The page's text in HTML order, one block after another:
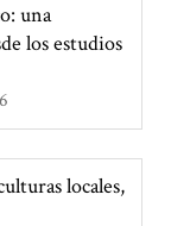
una
los estudios
locales,